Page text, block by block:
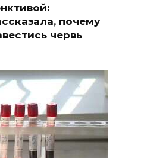
почему
червь